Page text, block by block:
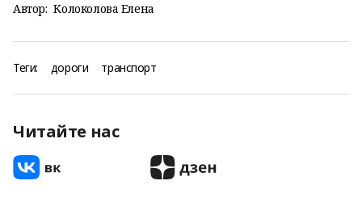
Автор: Колоколова Елена
Теги: дороги транспорт
Читайте нас